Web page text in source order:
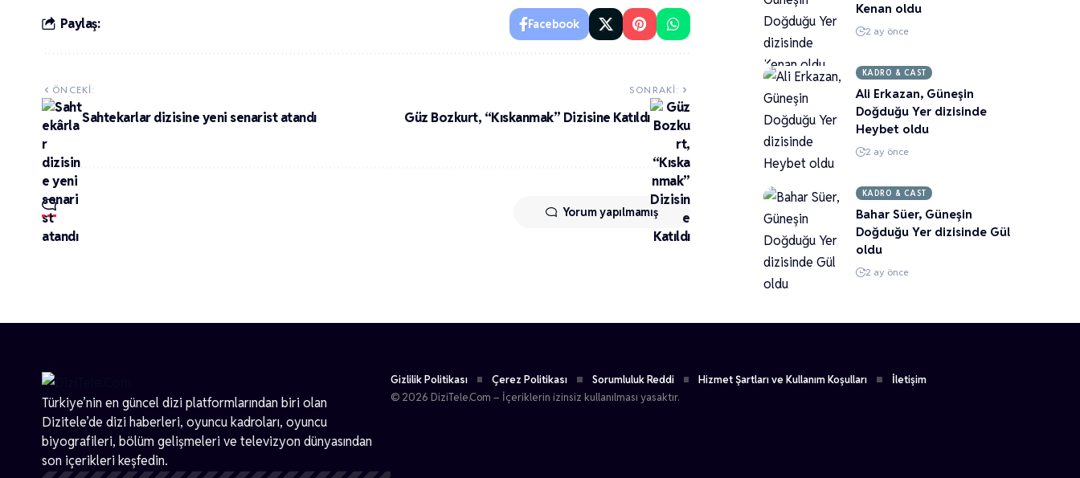
Paylaş: Facebook
ÖNCEKI:
Sahtekarlar dizisine yeni senarist atandı
SONRAKI:
Güz Bozkurt, “Kıskanmak” Dizisine Katıldı
Yorum yapılmamış
Kenan oldu
2 ay önce
KADRO & CAST
Ali Erkazan, Güneşin
Doğduğu Yer dizisinde
Heybet oldu
2 ay önce
KADRO & CAST
Bahar Süer, Güneşin
Doğduğu Yer dizisinde Gül
oldu
2 ay önce
Türkiye’nin en güncel dizi platformlarından biri olan
Dizitele’de dizi haberleri, oyuncu kadroları, oyuncu
biyografileri, bölüm gelişmeleri ve televizyon dünyasından
son içerikleri keşfedin.
Gizlilik Politikası Çerez Politikası Sorumluluk Reddi Hizmet Şartları ve Kullanım Koşulları
İletişim
© 2026 DiziTele.Com – İçeriklerin izinsiz kullanılması yasaktır.